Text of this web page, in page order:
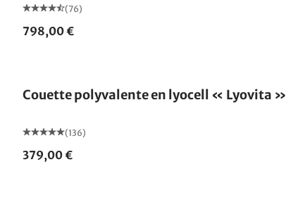
(76)
798,00 €
Couette polyvalente en lyocell « Lyovita »
(136)
379,00 €